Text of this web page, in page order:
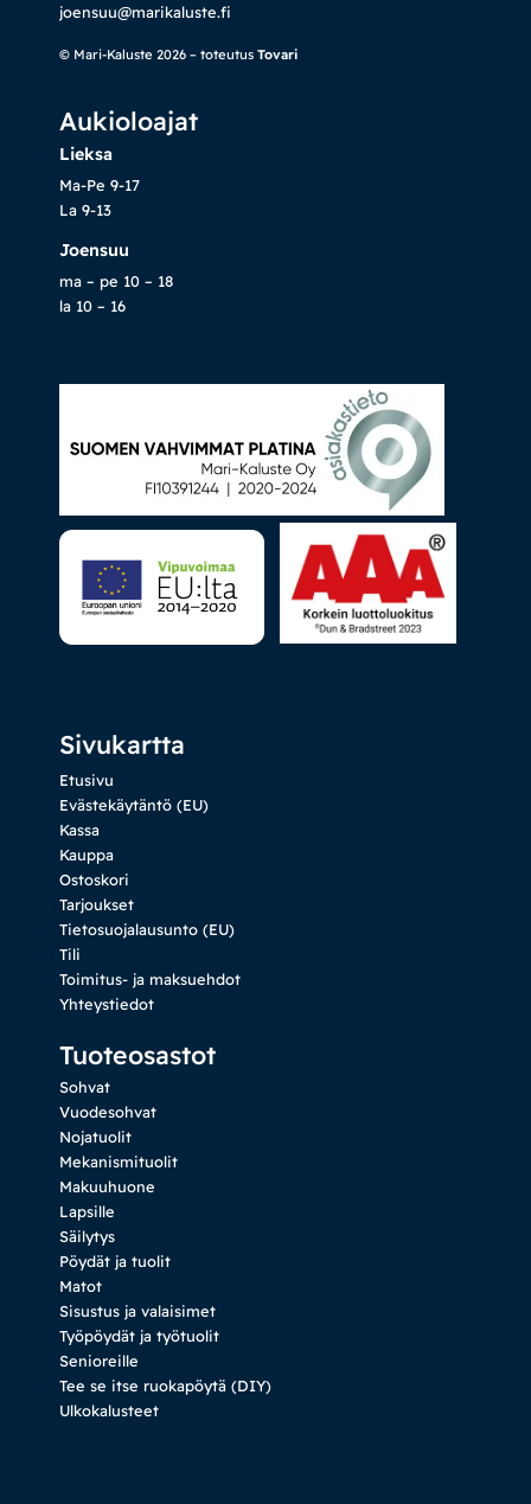
joensuu@marikaluste.fi
© Mari-Kaluste 2026 – toteutus Tovari
Aukioloajat
Lieksa
Ma-Pe 9-17
La 9-13
Joensuu
ma – pe 10 – 18
la 10 – 16
Sivukartta
Etusivu
Evästekäytäntö (EU)
Kassa
Kauppa
Ostoskori
Tarjoukset
Tietosuojalausunto (EU)
Tili
Toimitus- ja maksuehdot
Yhteystiedot
Tuoteosastot
Sohvat
Vuodesohvat
Nojatuolit
Mekanismituolit
Makuuhuone
Lapsille
Säilytys
Pöydät ja tuolit
Matot
Sisustus ja valaisimet
Työpöydät ja työtuolit
Senioreille
Tee se itse ruokapöytä (DIY)
Ulkokalusteet